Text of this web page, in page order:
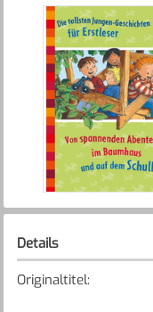
Details
Originaltitel: